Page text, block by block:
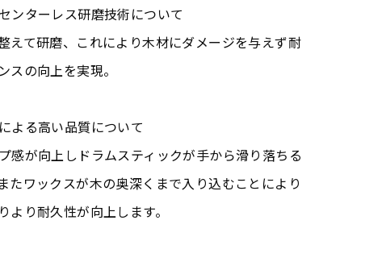
ンターレス研磨技術について
えて研磨、これにより木材にダメージを与えず耐
スの向上を実現。
よる高い品質について
感が向上しドラムスティックが手から滑り落ちる
たワックスが木の奥深くまで入り込むことにより
り耐久性が向上します。